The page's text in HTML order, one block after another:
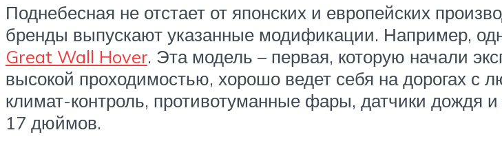
Поднебесная не отстает от японских и европейских
бренды выпускают указанные модификации. Например,
Great Wall Hover. Эта модель – первая, которую начали
высокой проходимостью, хорошо ведет себя на дорогах
климат-контроль, противотуманные фары, датчики дождя
17 дюймов.